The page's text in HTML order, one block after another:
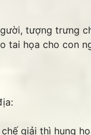
tượng trưng
tai họa cho con
giải thì hung